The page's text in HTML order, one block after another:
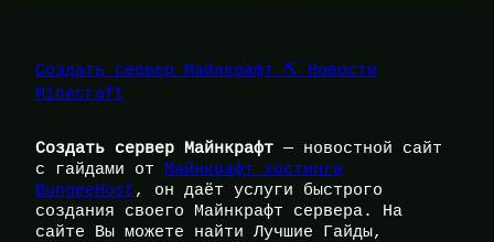
Создать сервер Майнкрафт ⛏️ Новости
Minecraft
Создать сервер Майнкрафт — новостной сайт
с гайдами от Майнкрафт хостинга
BungeeHost, он даёт услуги быстрого
создания своего Майнкрафт сервера. На
сайте Вы можете найти Лучшие Гайды,